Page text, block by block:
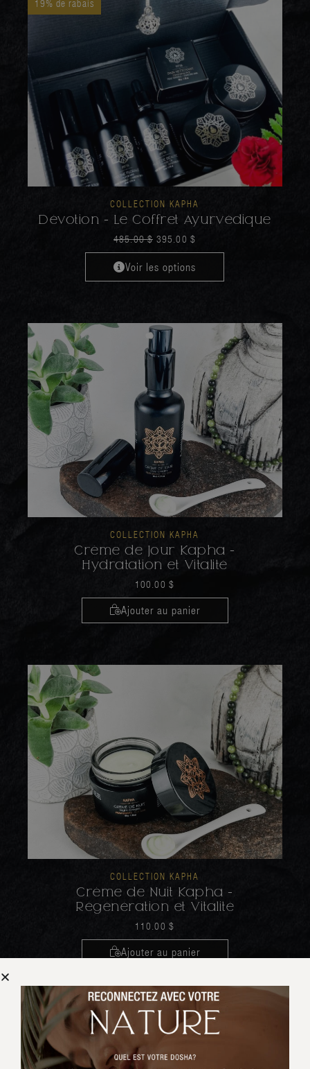
19% de rabais
COLLECTION KAPHA
Dévotion - Le Coffret Ayurvédique
485.00$ 395.00 $
Voir les options
COLLECTION KAPHA
Crème de Jour Kapha -
Hydratation et Vitalité
100.00 $
Ajouter au panier
COLLECTION KAPHA
Crème de Nuit Kapha -
Régénération et Vitalité
110.00 $
Ajouter au panier